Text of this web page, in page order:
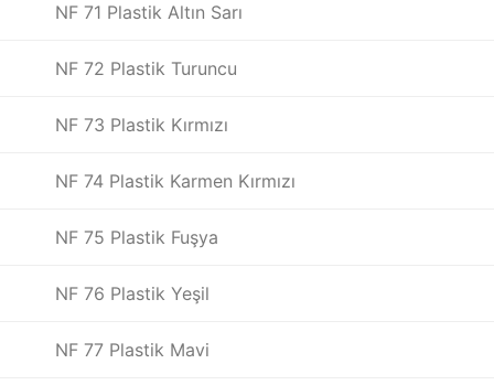
NF 71 Plastik Altın Sarı
NF 72 Plastik Turuncu
NF 73 Plastik Kırmızı
NF 74 Plastik Karmen Kırmızı
NF 75 Plastik Fuşya
NF 76 Plastik Yeşil
NF 77 Plastik Mavi